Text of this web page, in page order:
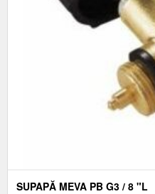
SUPAPĂ MEVA PB G3 / 8 "L